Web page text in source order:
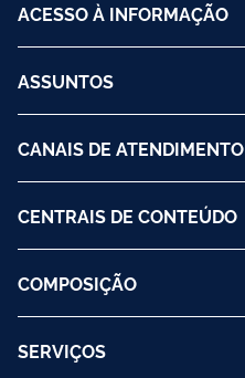
ACESSO À INFORMAÇÃO
ASSUNTOS
CANAIS DE ATENDIMENTO
CENTRAIS DE CONTEÚDO
COMPOSIÇÃO
SERVIÇOS